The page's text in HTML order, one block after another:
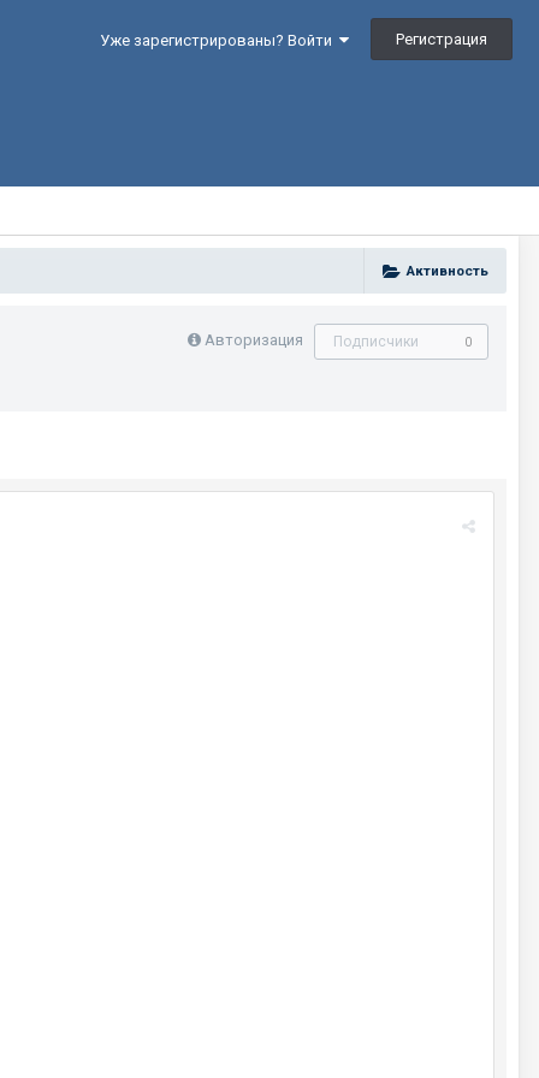
Уже зарегистрированы? Войти Регистрация
Активность
Авторизация Подписчики 0